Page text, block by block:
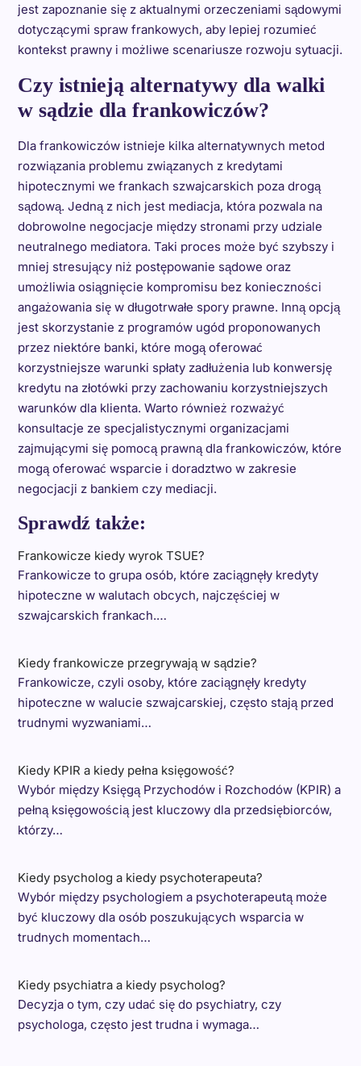
jest zapoznanie się z aktualnymi orzeczeniami sądowymi
dotyczącymi spraw frankowych, aby lepiej rozumieć
kontekst prawny i możliwe scenariusze rozwoju sytuacji.
Czy istnieją alternatywy dla walki
w sądzie dla frankowiczów?
Dla frankowiczów istnieje kilka alternatywnych metod
rozwiązania problemu związanych z kredytami
hipotecznymi we frankach szwajcarskich poza drogą
sądową. Jedną z nich jest mediacja, która pozwala na
dobrowolne negocjacje między stronami przy udziale
neutralnego mediatora. Taki proces może być szybszy i
mniej stresujący niż postępowanie sądowe oraz
umożliwia osiągnięcie kompromisu bez konieczności
angażowania się w długotrwałe spory prawne. Inną opcją
jest skorzystanie z programów ugód proponowanych
przez niektóre banki, które mogą oferować
korzystniejsze warunki spłaty zadłużenia lub konwersję
kredytu na złotówki przy zachowaniu korzystniejszych
warunków dla klienta. Warto również rozważyć
konsultacje ze specjalistycznymi organizacjami
zajmującymi się pomocą prawną dla frankowiczów, które
mogą oferować wsparcie i doradztwo w zakresie
negocjacji z bankiem czy mediacji.
Sprawdź także:
Frankowicze kiedy wyrok TSUE?
Frankowicze to grupa osób, które zaciągnęły kredyty
hipoteczne w walutach obcych, najczęściej w
szwajcarskich frankach.…
Kiedy frankowicze przegrywają w sądzie?
Frankowicze, czyli osoby, które zaciągnęły kredyty
hipoteczne w walucie szwajcarskiej, często stają przed
trudnymi wyzwaniami…
Kiedy KPIR a kiedy pełna księgowość?
Wybór między Księgą Przychodów i Rozchodów (KPIR) a
pełną księgowością jest kluczowy dla przedsiębiorców,
którzy…
Kiedy psycholog a kiedy psychoterapeuta?
Wybór między psychologiem a psychoterapeutą może
być kluczowy dla osób poszukujących wsparcia w
trudnych momentach…
Kiedy psychiatra a kiedy psycholog?
Decyzja o tym, czy udać się do psychiatry, czy
psychologa, często jest trudna i wymaga…